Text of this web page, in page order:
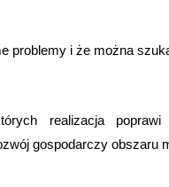
problemy i że można
realizacja
gospodarczy obszaru